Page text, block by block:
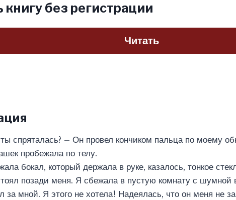
книгу без регистрации
Читать
спряталась? – Он провел кончиком пальца по моему
пробежала по телу.
бокал, который держала в руке, казалось, тонкое
позади меня. Я сбежала в пустую комнату с шумной
за мной. Я этого не хотела! Надеялась, что он меня не